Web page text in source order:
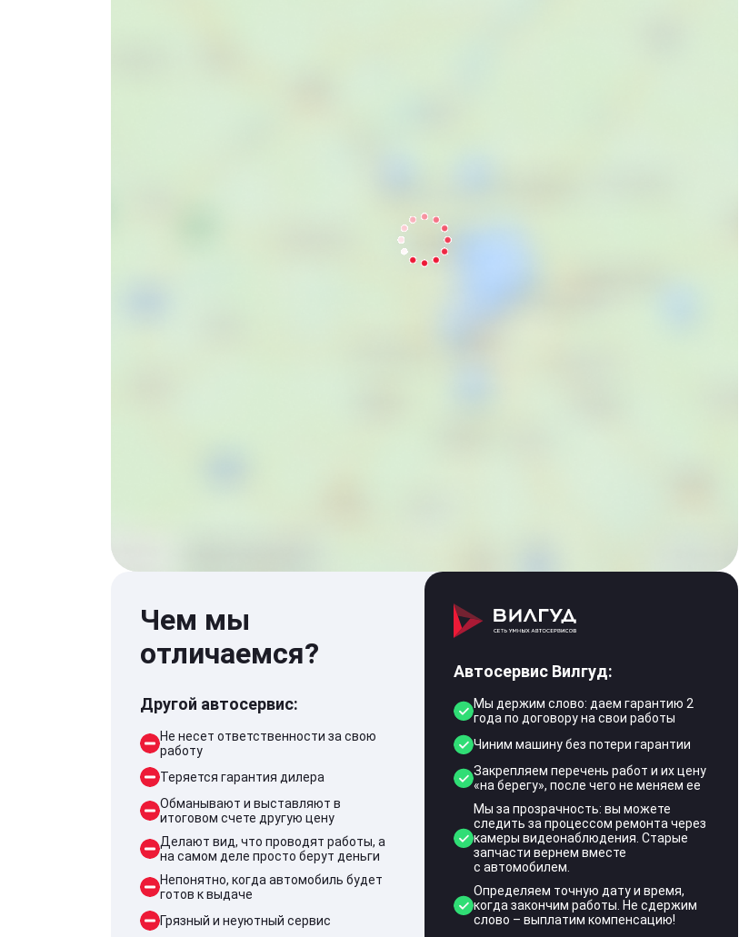
Чем мы
отличаемся?
Другой автосервис:
Не несет ответственности за свою
работу
Теряется гарантия дилера
Обманывают и выставляют в
итоговом счете другую цену
Делают вид, что проводят работы, а
на самом деле просто берут деньги
Непонятно, когда автомобиль будет
готов к выдаче
Грязный и неуютный сервис
Автосервис Вилгуд:
Мы держим слово: даем гарантию 2
года по договору на свои работы
Чиним машину без потери гарантии
Закрепляем перечень работ и их цену
«на берегу», после чего не меняем ее
Мы за прозрачность: вы можете
следить за процессом ремонта через
камеры видеонаблюдения. Старые
запчасти вернем вместе
с автомобилем.
Определяем точную дату и время,
когда закончим работы. Не сдержим
слово – выплатим компенсацию!